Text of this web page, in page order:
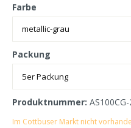
Farbe
Packung
Produktnummer:
Im Cottbuser Markt nicht